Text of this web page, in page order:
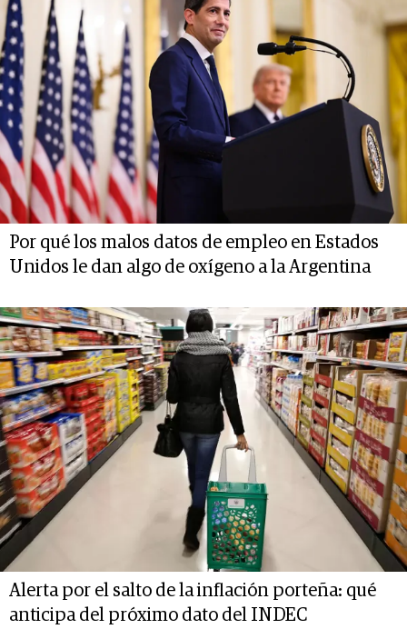
Por qué los malos datos de empleo en Estados
Unidos le dan algo de oxígeno a la Argentina
Alerta por el salto de la inflación porteña: qué
anticipa del próximo dato del INDEC